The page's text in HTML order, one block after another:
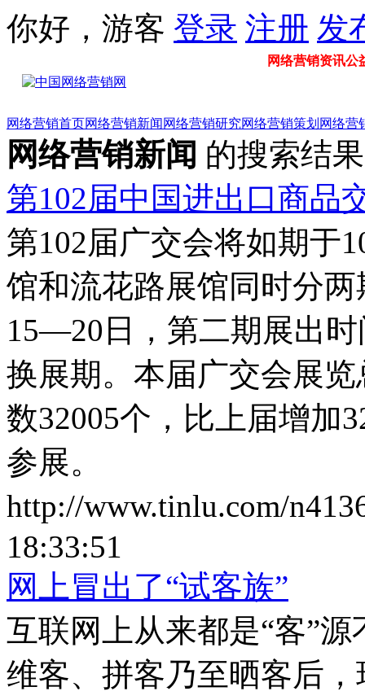
你好，游客 登录 注册 发
网络营销资讯公
网络营销首页网络营销新闻 网络营销研究网络营销策划 网络营
网络营销新闻 的搜索结果
第102届中国进出口商品
第102届广交会将如期于
馆和流花路展馆同时分
15—20日，第二期展出
换展期。本届广交会展
数32005个，比上届增加
参展。
http://www.tinlu.com/
18:33:51
网上冒出了“试客族”
互联网上从来都是“客”
维客、拼客乃至晒客后